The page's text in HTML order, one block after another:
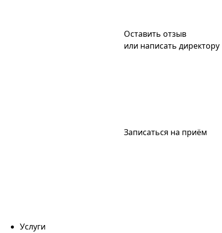
Оставить отзыв
или написать директору
Записаться на приём
Услуги